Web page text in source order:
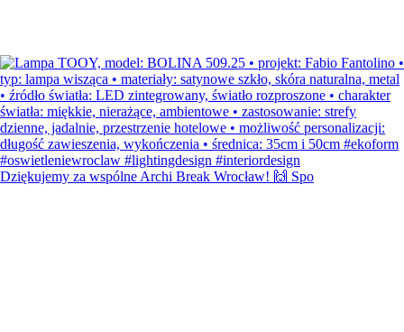
Dziękujemy za wspólne Archi Break Wrocław! 🙌 Spo